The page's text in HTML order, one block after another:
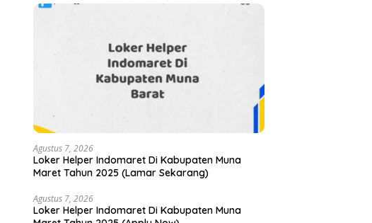
Agustus 7, 2026
Loker Helper Indomaret Di Kabupaten Muna
Maret Tahun 2025 (Lamar Sekarang)
Agustus 7, 2026
Loker Helper Indomaret Di Kabupaten Muna